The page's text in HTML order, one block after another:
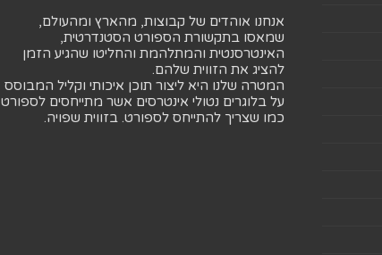
אנחנו אוהדים של קבוצות, מהארץ ומהעולם,
שמאסו בתקשורת הספורט הסטנדרטית,
האינטרסנטית והמתלהמת והחליטו שהגיע הזמן
להציג את הזווית שלהם.
המטרה שלנו היא ליצור תוכן איכותי וקליל המבוסס
על בלוגרים נטולי אינטרסים אשר מתייחסים לספורט
כמו שצריך להתייחס לספורט. בזווית שפויה.